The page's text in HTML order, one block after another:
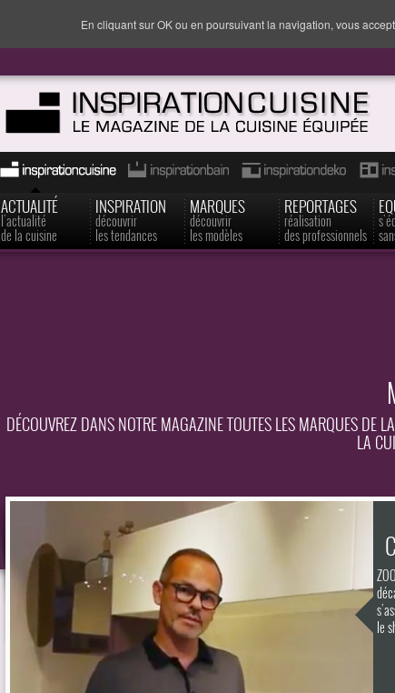
ACTUALITÉ
l'actualité
de la cuisine
INSPIRATION
découvrir
les tendances
MARQUES
découvrir
les modèles
REPORTAGES
réalisation
des professionnels
DÉCOUVREZ DANS NOTRE MAGAZINE TOUTES LES MARQUES DE
LA
le
En cliquant sur OK ou en poursuivant la navigation, vous